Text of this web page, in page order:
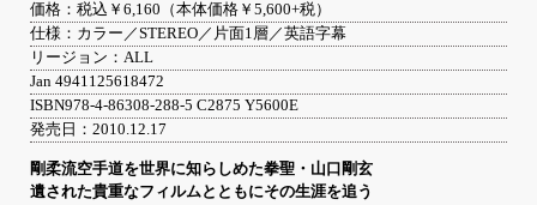
価格：税込￥6,160（本体価格￥5,600+税）
仕様：カラー／STEREO／片面1層／英語字幕
リージョン：ALL
Jan 4941125618472
ISBN978-4-86308-288-5 C2875 Y5600E
発売日：2010.12.17
剛柔流空手道を世界に知らしめた拳聖・山口剛玄
遺された貴重なフィルムとともにその生涯を追う